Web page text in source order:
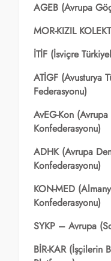
AGEB (Avrupa
MOR-KIZIL
İTİF (İsviçre
ATİGF (Avusturya
Federasyonu)
AvEG-Kon
Konfederasyonu)
ADHK (Avrupa
Konfederasyonu)
KON-MED
Konfederasyonu)
SYKP – Avrupa
BİR-KAR (İşçilerin